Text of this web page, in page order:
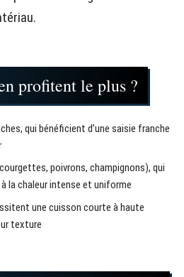
profitent le plus ?
qui bénéficient d’une saisie franche
poivrons, champignons), qui
la chaleur intense et uniforme
une cuisson courte à haute
texture